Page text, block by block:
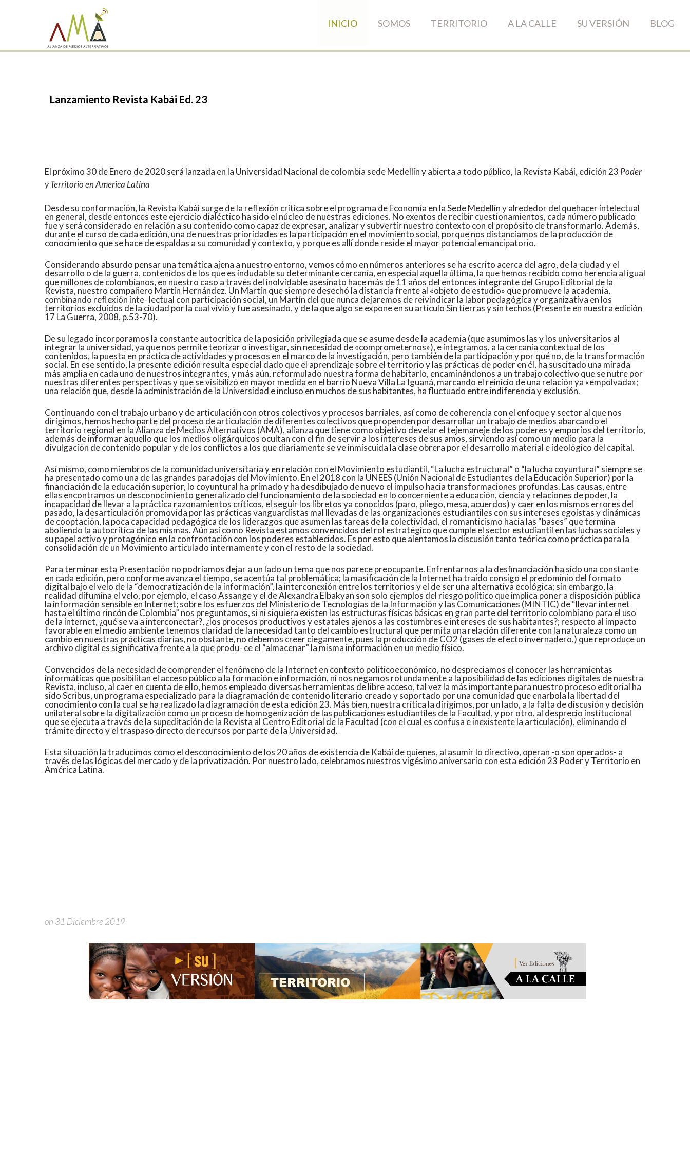
INICIO SOMOS TERRITORIO A LA CALLE SU VERSIÓN BLOG
Lanzamiento Revista Kabái Ed. 23
El próximo 30 de Enero de 2020 será lanzada en la Universidad Nacional de colombia sede Medellín y abierta a todo público, la Revista Kabái, edición 23 Poder
y Territorio en America Latina
Desde su conformación, la Revista Kabài surge de la reflexión crítica sobre el programa de Economía en la Sede Medellín y alrededor del quehacer intelectual
en general, desde entonces este ejercicio dialéctico ha sido el núcleo de nuestras ediciones. No exentos de recibir cuestionamientos, cada número publicado
fue y será considerado en relación a su contenido como capaz de expresar, analizar y subvertir nuestro contexto con el propósito de transformarlo. Además,
durante el curso de cada edición, una de nuestras prioridades es la participación en el movimiento social, porque nos distanciamos de la producción de
conocimiento que se hace de espaldas a su comunidad y contexto, y porque es allí donde reside el mayor potencial emancipatorio.
Considerando absurdo pensar una temática ajena a nuestro entorno, vemos cómo en números anteriores se ha escrito acerca del agro, de la ciudad y el
desarrollo o de la guerra, contenidos de los que es indudable su determinante cercanía, en especial aquella última, la que hemos recibido como herencia al igual
que millones de colombianos, en nuestro caso a través del inolvidable asesinato hace más de 11 años del entonces integrante del Grupo Editorial de la
Revista, nuestro compañero Martín Hernández. Un Martín que siempre desechó la distancia frente al «objeto de estudio» que promueve la academia,
combinando reflexión inte- lectual con participación social, un Martín del que nunca dejaremos de reivindicar la labor pedagógica y organizativa en los
territorios excluidos de la ciudad por la cual vivió y fue asesinado, y de la que algo se expone en su artículo Sin tierras y sin techos (Presente en nuestra edición
17 La Guerra, 2008, p.53-70).
De su legado incorporamos la constante autocrítica de la posición privilegiada que se asume desde la academia (que asumimos las y los universitarios al
integrar la universidad, ya que nos permite teorizar o investigar, sin necesidad de «comprometernos»), e integramos, a la cercanía contextual de los
contenidos, la puesta en práctica de actividades y procesos en el marco de la investigación, pero también de la participación y por qué no, de la transformación
social. En ese sentido, la presente edición resulta especial dado que el aprendizaje sobre el territorio y las prácticas de poder en él, ha suscitado una mirada
más amplia en cada uno de nuestros integrantes, y más aún, reformulado nuestra forma de habitarlo, encaminándonos a un trabajo colectivo que se nutre por
nuestras diferentes perspectivas y que se visibilizó en mayor medida en el barrio Nueva Villa La Iguaná, marcando el reinicio de una relación ya «empolvada»;
una relación que, desde la administración de la Universidad e incluso en muchos de sus habitantes, ha fluctuado entre indiferencia y exclusión.
Continuando con el trabajo urbano y de articulación con otros colectivos y procesos barriales, así como de coherencia con el enfoque y sector al que nos
dirigimos, hemos hecho parte del proceso de articulación de diferentes colectivos que propenden por desarrollar un trabajo de medios abarcando el
territorio regional en la Alianza de Medios Alternativos (AMA), alianza que tiene como objetivo develar el tejemaneje de los poderes y emporios del territorio,
además de informar aquello que los medios oligárquicos ocultan con el fin de servir a los intereses de sus amos, sirviendo así como un medio para la
divulgación de contenido popular y de los conflictos a los que diariamente se ve inmiscuida la clase obrera por el desarrollo material e ideológico del capital.
Así mismo, como miembros de la comunidad universitaria y en relación con el Movimiento estudiantil, “La lucha estructural” o “la lucha coyuntural” siempre se
ha presentado como una de las grandes paradojas del Movimiento. En el 2018 con la UNEES (Unión Nacional de Estudiantes de la Educación Superior) por la
financiación de la educación superior, lo coyuntural ha primado y ha desdibujado de nuevo el impulso hacia transformaciones profundas. Las causas, entre
ellas encontramos un desconocimiento generalizado del funcionamiento de la sociedad en lo concerniente a educación, ciencia y relaciones de poder, la
incapacidad de llevar a la práctica razonamientos críticos, el seguir los libretos ya conocidos (paro, pliego, mesa, acuerdos) y caer en los mismos errores del
pasado, la desarticulación promovida por las prácticas vanguardistas mal llevadas de las organizaciones estudiantiles con sus intereses egoístas y dinámicas
de cooptación, la poca capacidad pedagógica de los liderazgos que asumen las tareas de la colectividad, el romanticismo hacia las “bases” que termina
aboliendo la autocrítica de las mismas. Aún así como Revista estamos convencidos del rol estratégico que cumple el sector estudiantil en las luchas sociales y
su papel activo y protagónico en la confrontación con los poderes establecidos. Es por esto que alentamos la discusión tanto teórica como práctica para la
consolidación de un Movimiento articulado internamente y con el resto de la sociedad.
Para terminar esta Presentación no podríamos dejar a un lado un tema que nos parece preocupante. Enfrentarnos a la desfinanciación ha sido una constante
en cada edición, pero conforme avanza el tiempo, se acentúa tal problemática; la masificación de la Internet ha traído consigo el predominio del formato
digital bajo el velo de la “democratización de la información”, la interconexión entre los territorios y el de ser una alternativa ecológica; sin embargo, la
realidad difumina el velo, por ejemplo, el caso Assange y el de Alexandra Elbakyan son solo ejemplos del riesgo político que implica poner a disposición pública
la información sensible en Internet; sobre los esfuerzos del Ministerio de Tecnologías de la Información y las Comunicaciones (MINTIC) de “llevar internet
hasta el último rincón de Colombia” nos preguntamos, si ni siquiera existen las estructuras físicas básicas en gran parte del territorio colombiano para el uso
de la internet, ¿qué se va a interconectar?, ¿los procesos productivos y estatales ajenos a las costumbres e intereses de sus habitantes?; respecto al impacto
favorable en el medio ambiente tenemos claridad de la necesidad tanto del cambio estructural que permita una relación diferente con la naturaleza como un
cambio en nuestras prácticas diarias, no obstante, no debemos creer ciegamente, pues la producción de CO2 (gases de efecto invernadero,) que reproduce un
archivo digital es significativa frente a la que produ- ce el “almacenar” la misma información en un medio físico.
Convencidos de la necesidad de comprender el fenómeno de la Internet en contexto políticoeconómico, no despreciamos el conocer las herramientas
informáticas que posibilitan el acceso público a la formación e información, ni nos negamos rotundamente a la posibilidad de las ediciones digitales de nuestra
Revista, incluso, al caer en cuenta de ello, hemos empleado diversas herramientas de libre acceso, tal vez la más importante para nuestro proceso editorial ha
sido Scribus, un programa especializado para la diagramación de contenido literario creado y soportado por una comunidad que enarbola la libertad del
conocimiento con la cual se ha realizado la diagramación de esta edición 23. Más bien, nuestra crítica la dirigimos, por un lado, a la falta de discusión y decisión
unilateral sobre la digitalización como un proceso de homogenización de las publicaciones estudiantiles de la Facultad, y por otro, al desprecio institucional
que se ejecuta a través de la supeditación de la Revista al Centro Editorial de la Facultad (con el cual es confusa e inexistente la articulación), eliminando el
trámite directo y el traspaso directo de recursos por parte de la Universidad.
Esta situación la traducimos como el desconocimiento de los 20 años de existencia de Kabái de quienes, al asumir lo directivo, operan -o son operados- a
través de las lógicas del mercado y de la privatización. Por nuestro lado, celebramos nuestros vigésimo aniversario con esta edición 23 Poder y Territorio en
América Latina.
on 31 Diciembre 2019